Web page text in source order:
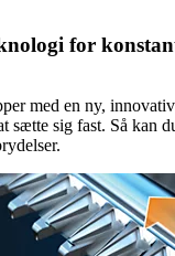
for
med en ny,
sætte sig fast. Så kan